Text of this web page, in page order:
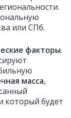
или СПб.
факторы.
масса,
который будет